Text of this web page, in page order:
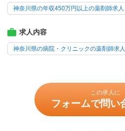
神奈川県の年収450万円以上の薬剤師求人
求人内容
神奈川県の病院・クリニックの薬剤師求人
この求人に
フォームで問い